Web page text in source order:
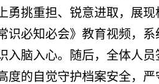
勇挑重担、锐意进取，展
识必知必会》教育视频，
入脑入心。随后，全体人员
度的自觉守护档案安全，严